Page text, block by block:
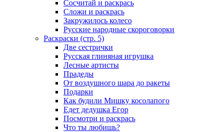
Сосчитай и раскрась
Сложи и раскрась
Закружилось колесо
Русские народные скороговорки
Раскраски (стр. 5)
Две сестрички
Русская глиняная игрушка
Лесные артисты
Прадеды
От воздушного шара до ракеты
Подарки
Как будили Мишку косолапого
Едет дедушка Егор
Посмотри и раскрась
Что ты любишь?